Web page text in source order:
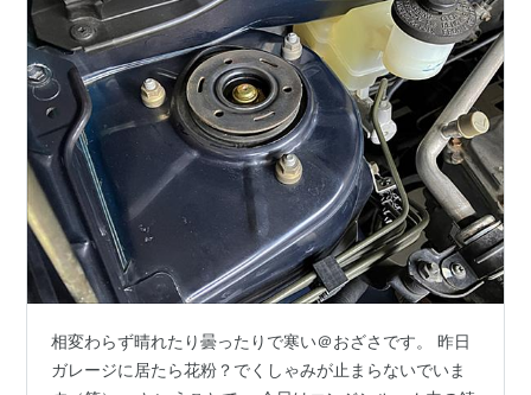
相変わらず晴れたり曇ったりで寒い＠おざさです。 昨日
ガレージに居たら花粉？でくしゃみが止まらないでいま